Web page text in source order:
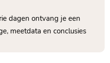
dagen ontvang je een
meetdata en conclusies